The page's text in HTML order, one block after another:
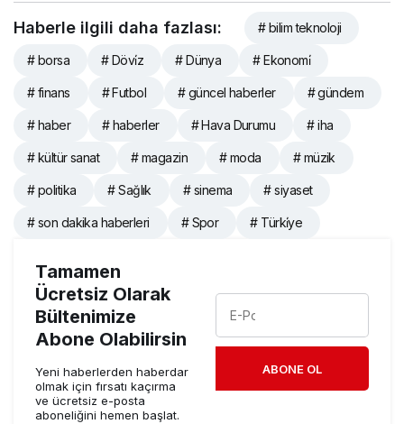
Haberle ilgili daha fazlası: # bilim teknoloji
# borsa # Dövi̇z # Dünya # Ekonomi̇
# finans # Futbol # güncel haberler # gündem
# haber # haberler # Hava Durumu # iha
# kültür sanat # magazin # moda # müzik
# politika # Sağlık # sinema # siyaset
# son dakika haberleri # Spor # Türki̇ye
Tamamen
Ücretsiz Olarak
Bültenimize
Abone Olabilirsin
Yeni haberlerden haberdar
olmak için fırsatı kaçırma
ve ücretsiz e-posta
aboneliğini hemen başlat.
ABONE OL